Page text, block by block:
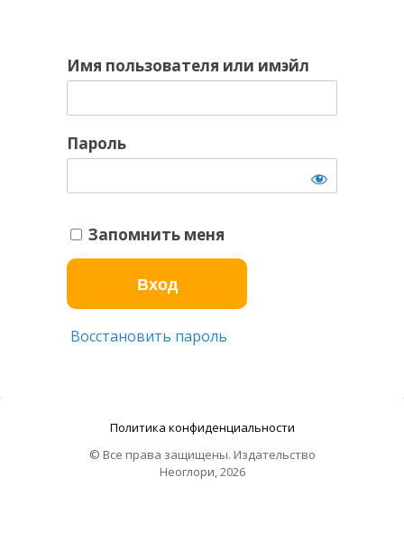
Имя пользователя или имэйл
Пароль
Запомнить меня
Восстановить пароль
Политика конфиденциальности
© Все права защищены. Издательство
Неоглори, 2026